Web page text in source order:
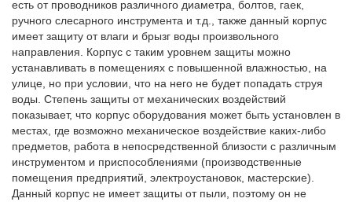
есть от проводников различного диаметра, болтов, гаек,
ручного слесарного инструмента и т.д., также данный корпус
имеет защиту от влаги и брызг воды произвольного
направления. Корпус с таким уровнем защиты можно
устанавливать в помещениях с повышенной влажностью, на
улице, но при условии, что на него не будет попадать струя
воды. Степень защиты от механических воздействий
показывает, что корпус оборудования может быть установлен в
местах, где возможно механическое воздействие каких-либо
предметов, работа в непосредственной близости с различным
инструментом и приспособлениями (производственные
помещения предприятий, электроустановок, мастерские).
Данный корпус не имеет защиты от пыли, поэтому он не